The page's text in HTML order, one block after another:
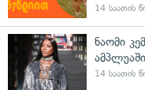
14 საათის
ნაომი
14 საათის